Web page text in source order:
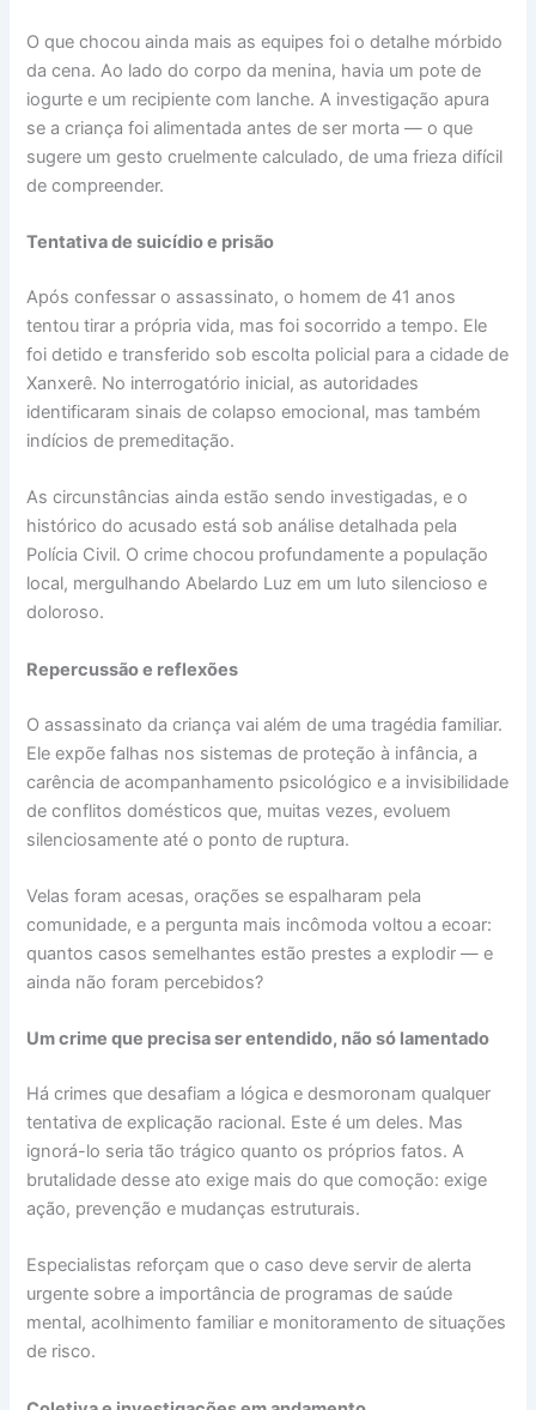
O que chocou ainda mais as equipes foi o detalhe mórbido
da cena. Ao lado do corpo da menina, havia um pote de
iogurte e um recipiente com lanche. A investigação apura
se a criança foi alimentada antes de ser morta — o que
sugere um gesto cruelmente calculado, de uma frieza difícil
de compreender.
Tentativa de suicídio e prisão
Após confessar o assassinato, o homem de 41 anos
tentou tirar a própria vida, mas foi socorrido a tempo. Ele
foi detido e transferido sob escolta policial para a cidade de
Xanxerê. No interrogatório inicial, as autoridades
identificaram sinais de colapso emocional, mas também
indícios de premeditação.
As circunstâncias ainda estão sendo investigadas, e o
histórico do acusado está sob análise detalhada pela
Polícia Civil. O crime chocou profundamente a população
local, mergulhando Abelardo Luz em um luto silencioso e
doloroso.
Repercussão e reflexões
O assassinato da criança vai além de uma tragédia familiar.
Ele expõe falhas nos sistemas de proteção à infância, a
carência de acompanhamento psicológico e a invisibilidade
de conflitos domésticos que, muitas vezes, evoluem
silenciosamente até o ponto de ruptura.
Velas foram acesas, orações se espalharam pela
comunidade, e a pergunta mais incômoda voltou a ecoar:
quantos casos semelhantes estão prestes a explodir — e
ainda não foram percebidos?
Um crime que precisa ser entendido, não só lamentado
Há crimes que desafiam a lógica e desmoronam qualquer
tentativa de explicação racional. Este é um deles. Mas
ignorá-lo seria tão trágico quanto os próprios fatos. A
brutalidade desse ato exige mais do que comoção: exige
ação, prevenção e mudanças estruturais.
Especialistas reforçam que o caso deve servir de alerta
urgente sobre a importância de programas de saúde
mental, acolhimento familiar e monitoramento de situações
de risco.